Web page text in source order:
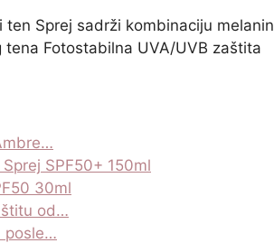
Sprej sadrži kombinaciju melanin
Fotostabilna UVA/UVB zaštita
SPF50+ 150ml
30ml
od…
posle…